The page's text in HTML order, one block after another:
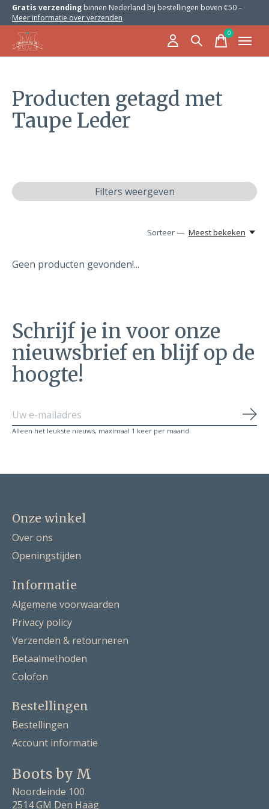
Gratis verzending binnen Nederland bij bestellingen boven €50 –
Meer informatie over verzenden
0items
Producten getagd met
Taupe Leder
Filters weergeven
Sorteer — Meest bekeken
Geen producten gevonden!...
Schrijf je in voor onze
nieuwsbrief en blijf op de
hoogte!
Alleen het leukste nieuws, maximaal 1 keer per maand.
Onze winkel
Over ons
Openingstijden
Informatie
Algemene voorwaarden
Privacy policy
Verzenden & retourneren
Betaalmethoden
Colofon
Bestellingen
Bestellingen
Account informatie
Boots by M
Noordeinde 100
2514 GM Den Haag